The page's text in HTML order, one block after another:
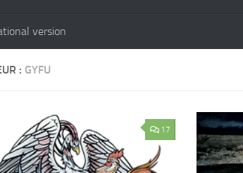
version
: GYFU
17